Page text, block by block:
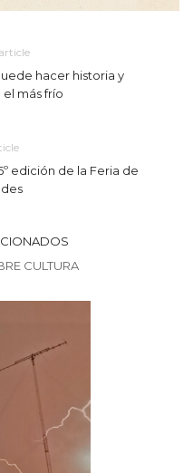
hacer historia y
más frío
edición de la Feria de
CULTURA